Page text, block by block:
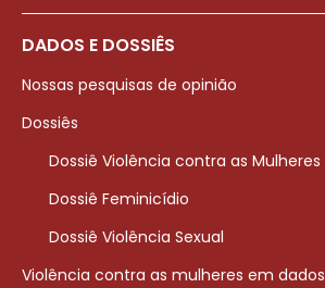
DADOS E DOSSIÊS
Nossas pesquisas de opinião
Dossiês
Dossiê Violência contra as Mulheres
Dossiê Feminicídio
Dossiê Violência Sexual
Violência contra as mulheres em dados